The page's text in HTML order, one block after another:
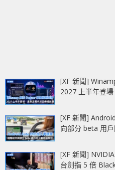
[XF 新聞]
2027 上半年登
[XF 新聞]
向部分 beta 用
[XF 新聞]
台劍指 5 倍